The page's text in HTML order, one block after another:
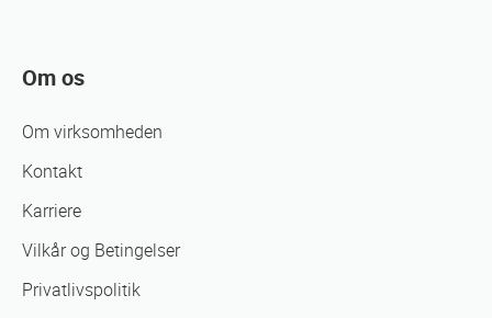
Om os
Om virksomheden
Kontakt
Karriere
Vilkår og Betingelser
Privatlivspolitik